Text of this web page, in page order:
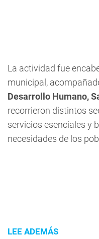
La actividad fue
municipal,
Desarrollo Humano,
recorrieron distintos
servicios esenciales y
necesidades de los
LEE ADEMÁS